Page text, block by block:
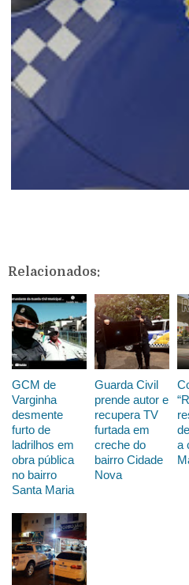
Relacionados:
GCM de
Varginha
desmente
furto de
ladrilhos em
obra pública
no bairro
Santa Maria
Guarda Civil
prende autor e
recupera TV
furtada em
creche do
bairro Cidade
Nova
a